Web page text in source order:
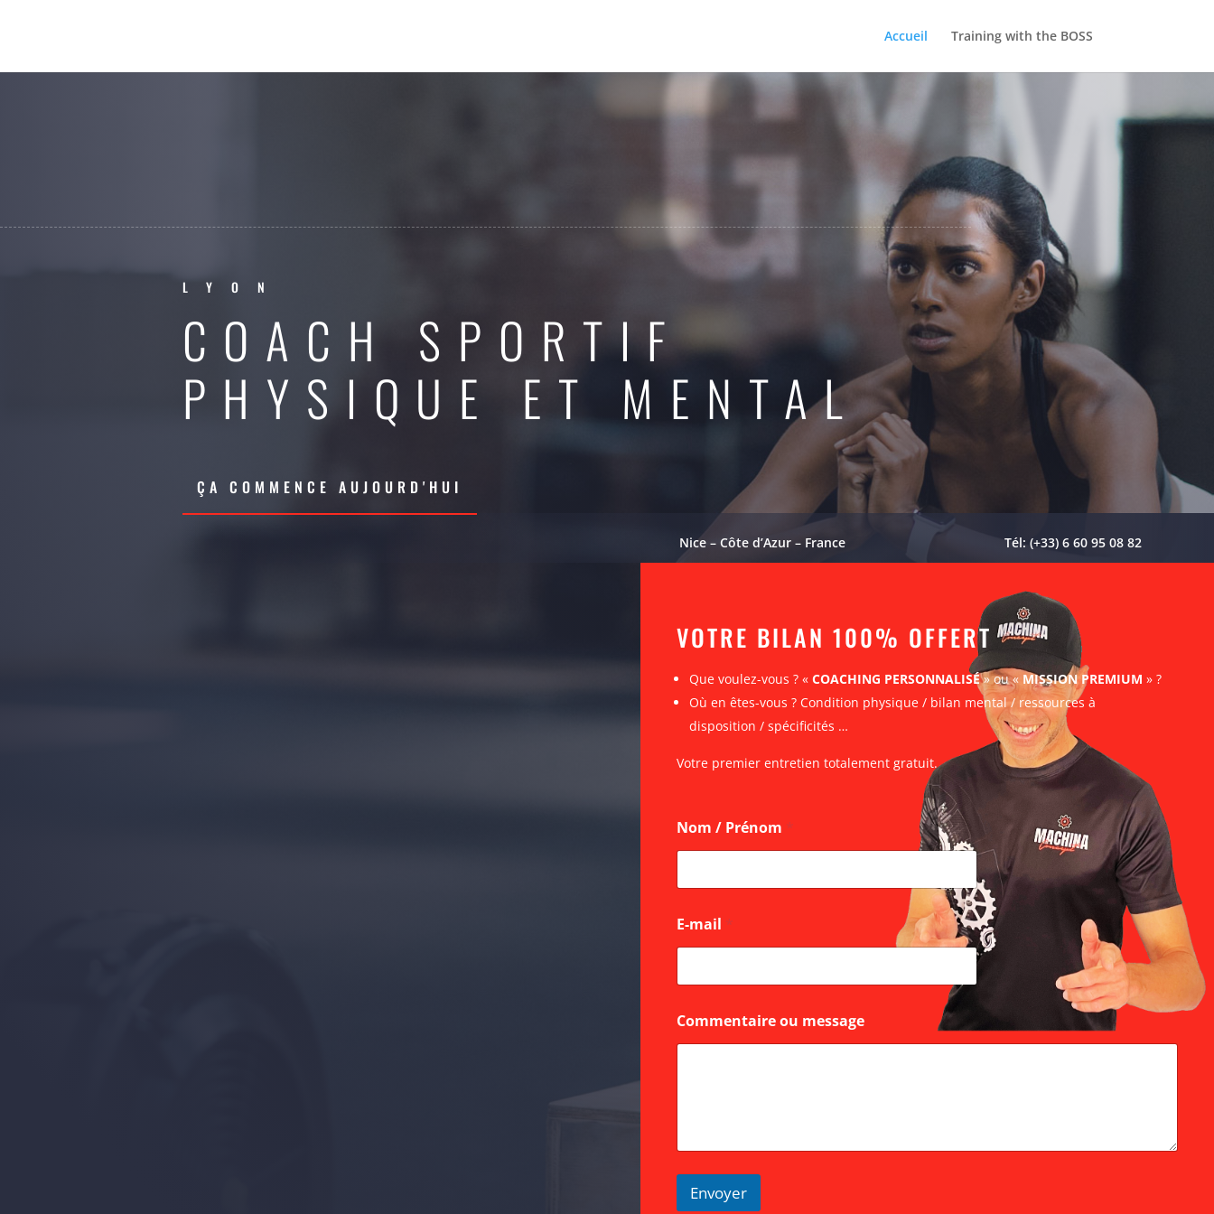
Accueil Training with the BOSS
GYM
LYON
COACH SPORTIF
PHYSIQUE ET MENTAL
ÇA COMMENCE AUJOURD'HUI
Nice – Côte d’Azur – France Tél: (+33) 6 60 95 08 82
VOTRE BILAN 100% OFFERT
Que voulez-vous ? « COACHING PERSONNALISÉ» ou « MISSION PREMIUM » ?
Où en êtes-vous ? Condition physique / bilan mental / ressources à
disposition / spécificités …
Votre premier entretien totalement gratuit.
Nom / Prénom *
E-mail *
C
o
a
r
Commentaire ou message
Envoyer